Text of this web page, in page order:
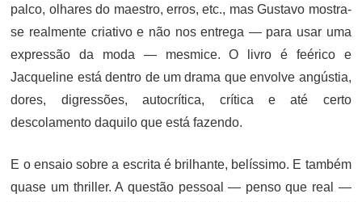
palco, olhares do maestro, erros, etc., mas Gustavo mostra-
se realmente criativo e não nos entrega — para usar uma
expressão da moda — mesmice. O livro é feérico e
Jacqueline está dentro de um drama que envolve angústia,
dores, digressões, autocrítica, crítica e até certo
descolamento daquilo que está fazendo.
E o ensaio sobre a escrita é brilhante, belíssimo. E também
quase um thriller. A questão pessoal — penso que real —